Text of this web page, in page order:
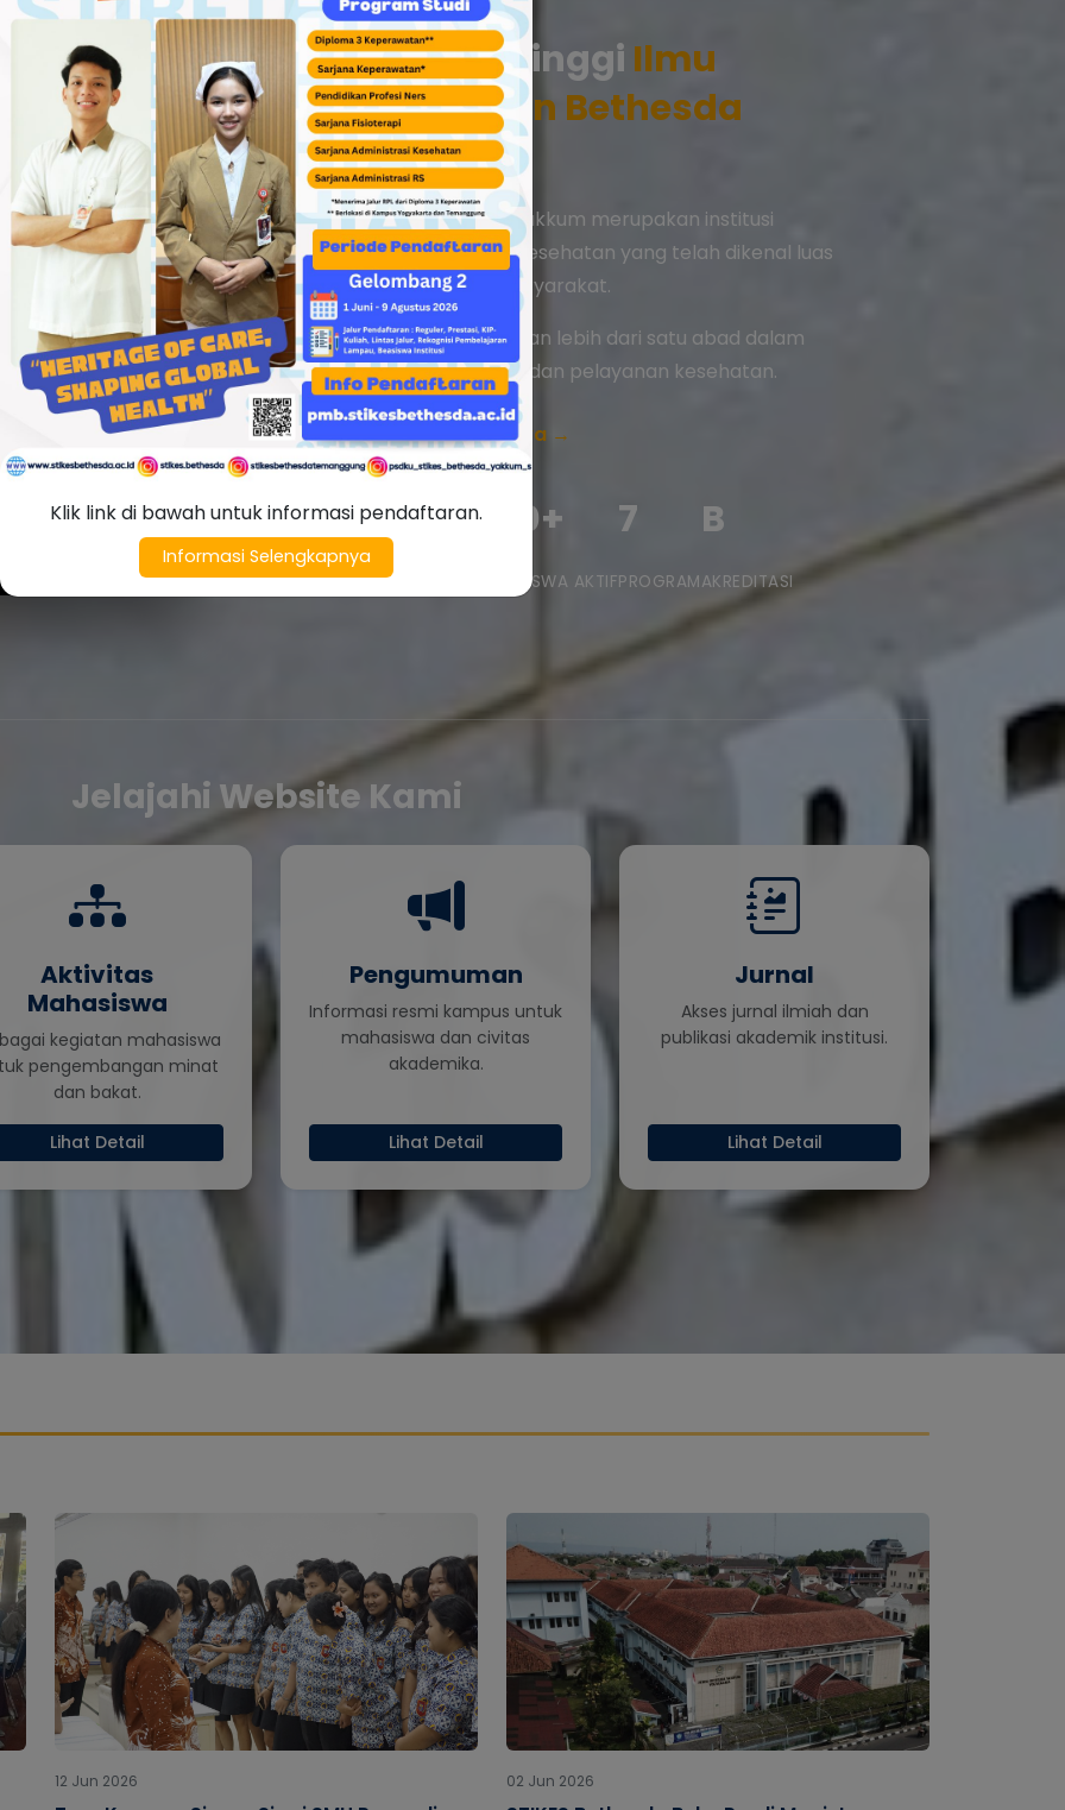
Sekolah Tinggi Ilmu
Kesehatan Bethesda
Yakkum
STIKES Bethesda Yakkum merupakan institusi
pendidikan tinggi kesehatan yang telah dikenal luas
dan dipercaya masyarakat.
Dengan pengalaman lebih dari satu abad dalam
bidang pendidikan dan pelayanan kesehatan.
Baca Selengkapnya →
3000+
ALUMNI
500+
MAHASISWA AKTIF
7
PROGRAM
B
AKREDITASI
Jelajahi Website Kami
Aktivitas
Mahasiswa
kegiatan mahasiswa
pengembangan minat
dan bakat.
Lihat Detail
Pengumuman
Informasi resmi kampus untuk
mahasiswa dan civitas
akademika.
Lihat Detail
Jurnal
Akses jurnal ilmiah dan
publikasi akademik institusi.
Lihat Detail
12 Jun 2026 02 Jun 2026
Klik link di bawah untuk informasi pendaftaran.
Informasi Selengkapnya